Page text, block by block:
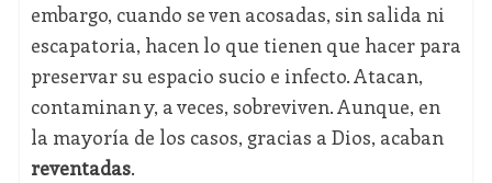
embargo, cuando se ven acosadas, sin salida ni
escapatoria, hacen lo que tienen que hacer para
preservar su espacio sucio e infecto. Atacan,
contaminan y, a veces, sobreviven. Aunque, en
la mayoría de los casos, gracias a Dios, acaban
reventadas.